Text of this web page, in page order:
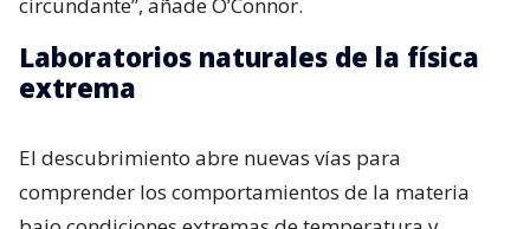
Laboratorios naturales de la física
extrema
El descubrimiento abre nuevas vías para
comprender los comportamientos de la materia